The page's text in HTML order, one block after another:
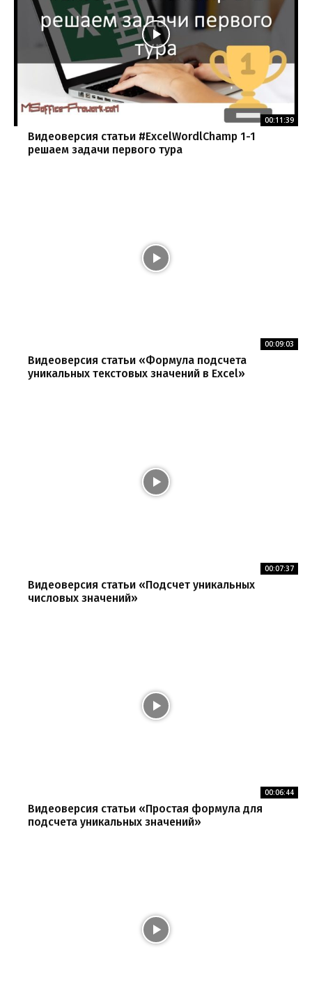
00:11:39
Видеоверсия статьи #ExcelWordlChamp 1-1
решаем задачи первого тура
00:09:03
Видеоверсия статьи «Формула подсчета
уникальных текстовых значений в Excel»
00:07:37
Видеоверсия статьи «Подсчет уникальных
числовых значений»
00:06:44
Видеоверсия статьи «Простая формула для
подсчета уникальных значений»